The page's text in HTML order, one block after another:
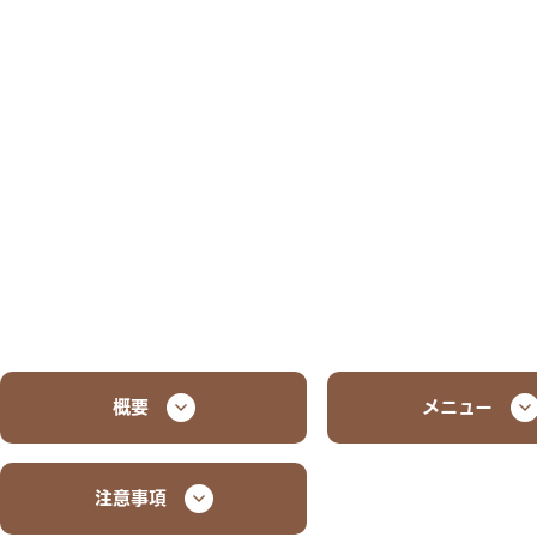
概要 メニュー
注意事項